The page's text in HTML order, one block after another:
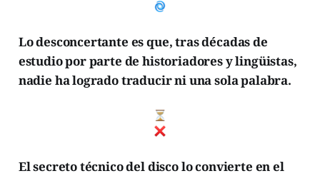
Lo desconcertante es que, tras décadas de
estudio por parte de historiadores y lingüistas,
nadie ha logrado traducir ni una sola palabra.
El secreto técnico del disco lo convierte en el